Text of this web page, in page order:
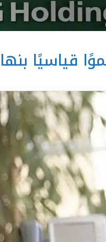
نموًا قياسيًا